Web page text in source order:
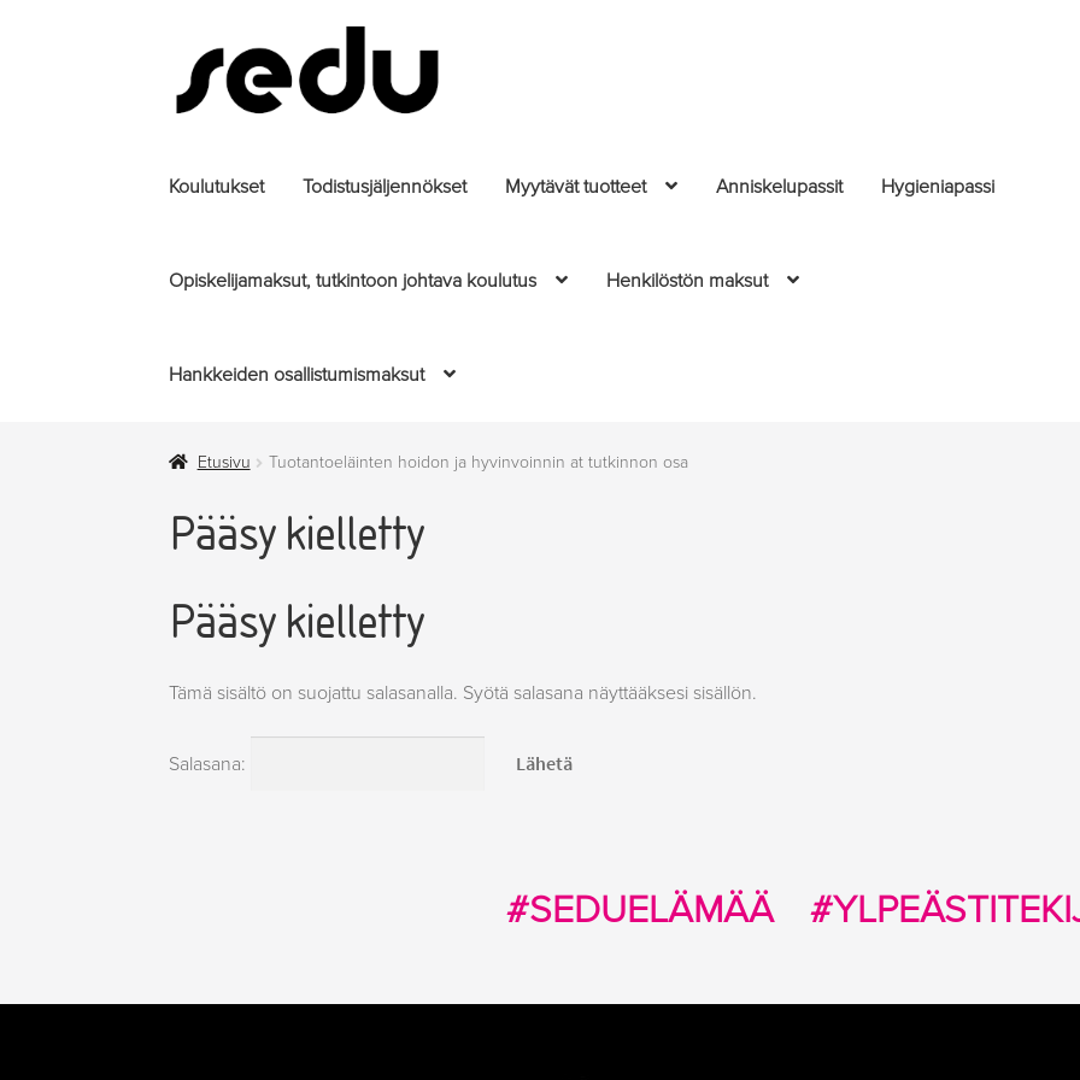
Siirry
navigointiin
Siirry
sisältöön
Koulutukset Todistusjäljennökset Myytävät tuotteet Anniskelupassit Hygieniapassi
Opiskelijamaksut, tutkintoon johtava koulutus Henkilöstön maksut
Hankkeiden osallistumismaksut
Etusivu Tuotantoeläinten hoidon ja hyvinvoinnin at tutkinnon osa
Pääsy kielletty
Pääsy kielletty
Tämä sisältö on suojattu salasanalla. Syötä salasana näyttääksesi sisällön.
Salasana:
#SEDUELÄMÄÄ